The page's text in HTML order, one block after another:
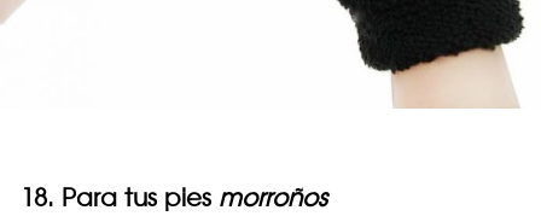
18. Para tus pies morroños